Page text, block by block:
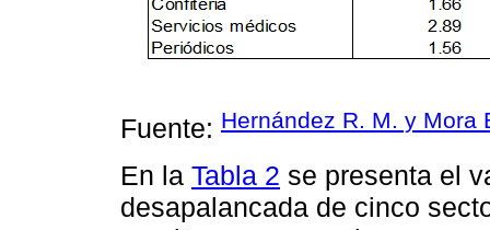
Fuente: Hernández R. M. y Mora
En la Tabla 2 se presenta el
desapalancada de cinco